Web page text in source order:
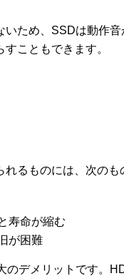
いため、SSDは動作
こともできます。
るものには、次のも
寿命が縮む
が困難
のデメリットです。